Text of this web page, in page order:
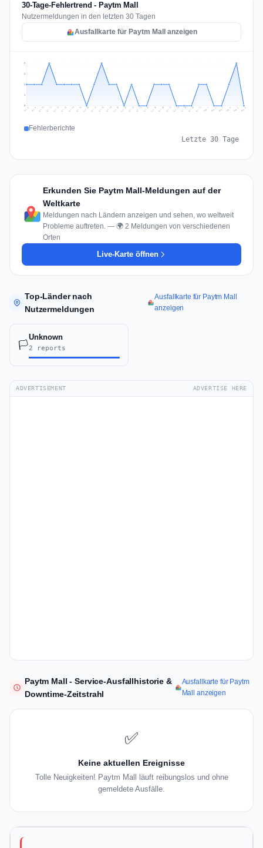
30-Tage-Fehlertrend - Paytm Mall
Nutzermeldungen in den letzten 30 Tagen
Ausfallkarte für Paytm Mall anzeigen
1
1
2
2
Jul 8 Jul 9 Jul 10 Jul 11 Jul 12 Jul 13 Jul 14 Jul 15 Jul 16 Jul 17 Jul 18 Jul 19 Jul 20 Jul 21 Jul 22 Jul 23 Jul 24 Jul 25 Jul 26 Jul 27 Jul 28 Jul 29 Jul 30 Jul 31 Aug 1 Aug 2 Aug 3 Aug 4 Aug 5 Aug 6
Fehlerberichte
Letzte 30 Tage
Erkunden Sie Paytm Mall-Meldungen auf der
Weltkarte
Meldungen nach Ländern anzeigen und sehen, wo weltweit
Probleme auftreten. — 🌍 2 Meldungen von verschiedenen
Orten
Live-Karte öffnen
Top-Länder nach
Nutzermeldungen
Ausfallkarte für Paytm Mall
anzeigen
🏳️
Unknown
2 reports
ADVERTISEMENT ADVERTISE HERE
Paytm Mall - Service-Ausfallhistorie &
Downtime-Zeitstrahl
Ausfallkarte für Paytm
Mall anzeigen
✅
Keine aktuellen Ereignisse
Tolle Neuigkeiten! Paytm Mall läuft reibungslos und ohne
gemeldete Ausfälle.